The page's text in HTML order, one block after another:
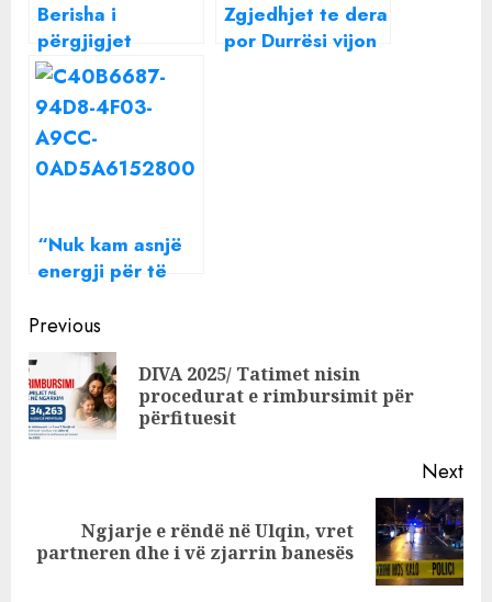
Berisha i
përgjigjet
Ramës, pasi e
quajti të vdekur
politikisht:
Zotohem
publikisht, do e
Zgjedhjet te dera
por Durrësi vijon
“Nuk kam asnjë
energji për të
Beatrix ndan një
mesazh të
rëndësishëm me
të gjithë
Continue
Reading
Previous
DIVA 2025/ Tatimet nisin
procedurat e rimbursimit për
përfituesit
Next
post:
Ngjarje e rëndë në Ulqin, vret
partneren dhe i vë zjarrin banesës